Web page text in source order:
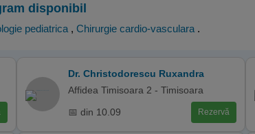
disponibil
pediatrica , Chirurgie cardio-vasculara .
Dr. Christodorescu Ruxandra
Affidea Timisoara 2 - Timisoara
📅 din 10.09 Rezervă